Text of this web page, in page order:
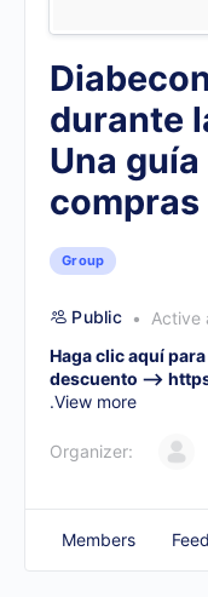
durante
Una
Group
Public
Active
Haga clic aquí
descuento –>
.View more
Organizer:
Members Feed